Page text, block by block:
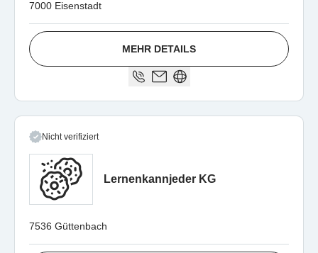
7000 Eisenstadt
MEHR DETAILS
Nicht verifiziert
Lernenkannjeder KG
7536 Güttenbach